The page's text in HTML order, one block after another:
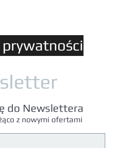
do Newslettera
z nowymi ofertami